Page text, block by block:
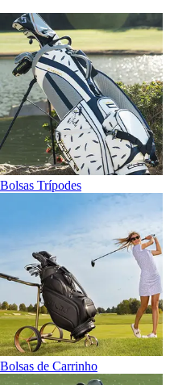
Bolsas Trípodes
Bolsas de Carrinho